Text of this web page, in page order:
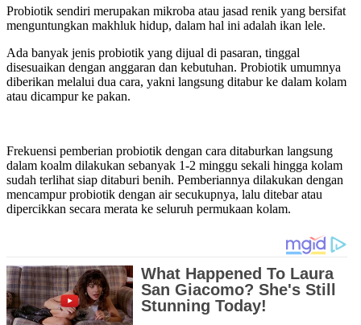
Probiotik sendiri merupakan mikroba atau jasad renik yang bersifat
menguntungkan makhluk hidup, dalam hal ini adalah ikan lele.
Ada banyak jenis probiotik yang dijual di pasaran, tinggal
disesuaikan dengan anggaran dan kebutuhan. Probiotik umumnya
diberikan melalui dua cara, yakni langsung ditabur ke dalam kolam
atau dicampur ke pakan.
Frekuensi pemberian probiotik dengan cara ditaburkan langsung
dalam koalm dilakukan sebanyak 1-2 minggu sekali hingga kolam
sudah terlihat siap ditaburi benih. Pemberiannya dilakukan dengan
mencampur probiotik dengan air secukupnya, lalu ditebar atau
dipercikkan secara merata ke seluruh permukaan kolam.